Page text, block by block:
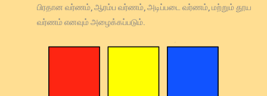
பிரதான வர்ணம், ஆரம்ப வர்ணம், அடிப்படை வர்ணம், மற்றும் தூய
வர்ணம் எனவும் அழைக்கப்படும்.